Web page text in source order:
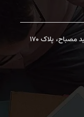
خیابان سعدی شمالی، خیابان شهید حمید مصباح، پلاک ۱۷۰